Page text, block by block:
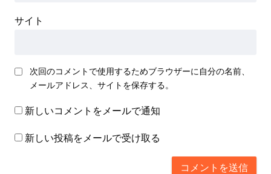
サイト
次回のコメントで使用するためブラウザーに自分の名前、
メールアドレス、サイトを保存する。
新しいコメントをメールで通知
新しい投稿をメールで受け取る